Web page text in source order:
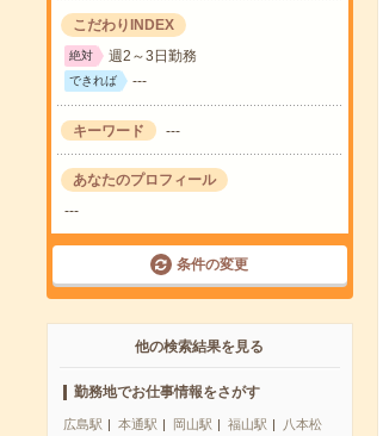
こだわりINDEX
絶対 週2～3日勤務
できれば ---
キーワード ---
あなたのプロフィール
---
条件の変更
他の検索結果を見る
勤務地でお仕事情報をさがす
広島駅 本通駅 岡山駅 福山駅
八本松